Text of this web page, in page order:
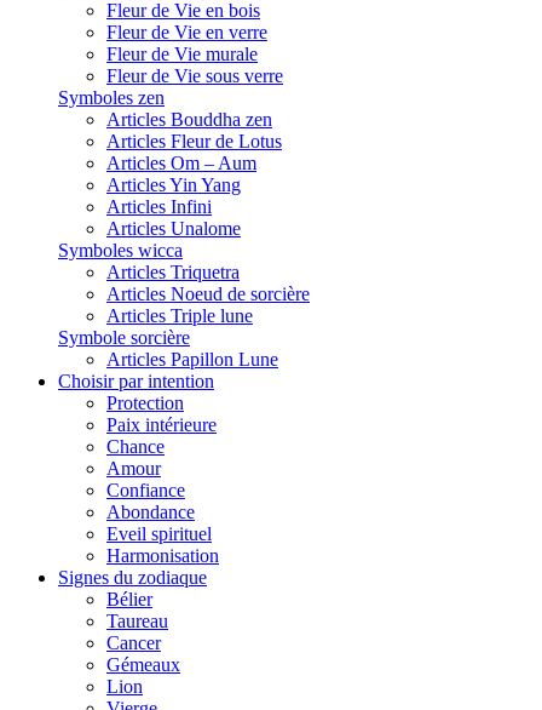
Fleur de Vie en bois
Fleur de Vie en verre
Fleur de Vie murale
Fleur de Vie sous verre
Symboles zen
Articles Bouddha zen
Articles Fleur de Lotus
Articles Om – Aum
Articles Yin Yang
Articles Infini
Articles Unalome
Symboles wicca
Articles Triquetra
Articles Noeud de sorcière
Articles Triple lune
Symbole sorcière
Articles Papillon Lune
Choisir par intention
Protection
Paix intérieure
Chance
Amour
Confiance
Abondance
Eveil spirituel
Harmonisation
Signes du zodiaque
Bélier
Taureau
Cancer
Gémeaux
Lion